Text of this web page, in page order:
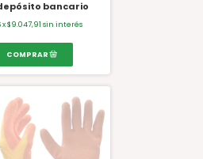
bancario
x$9.047,91 sin interés